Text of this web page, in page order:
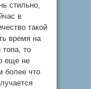
стильно,
в
такой
время на
топа, то
еще не
более что